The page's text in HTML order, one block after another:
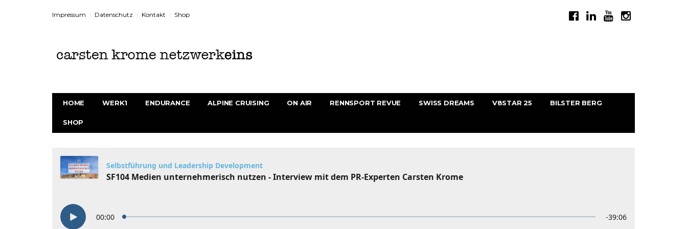
Impressum Datenschutz Kontakt Shop
HOME WERK1 ENDURANCE ALPINE CRUISING ON AIR RENNSPORT REVUE SWISS DREAMS V8STAR 25 BILSTER BERG
SHOP